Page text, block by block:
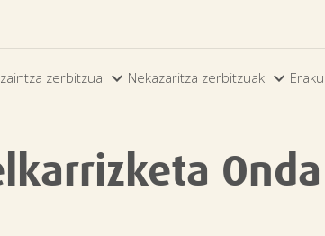
zerbitzua  Nekazaritza zerbitzuak 
Onda